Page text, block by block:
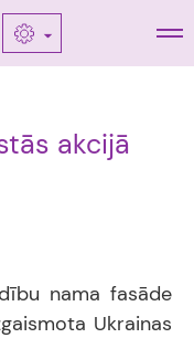
akcijā
nama fasāde
Ukrainas